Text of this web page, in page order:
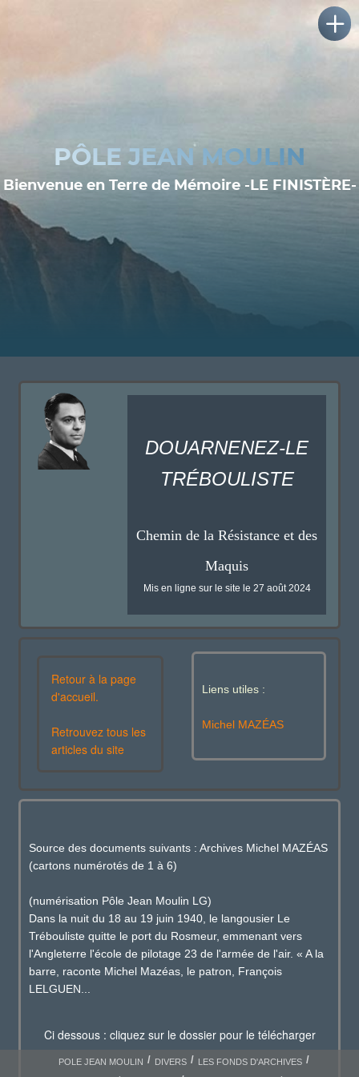
PÔLE JEAN MOULIN
Bienvenue en Terre de Mémoire -LE FINISTÈRE-
DOUARNENEZ-LE
TRÉBOULISTE
Chemin de la Résistance et des
Maquis
Mis en ligne sur le site le 27 août 2024
Retour à la page
d'accueil.
Retrouvez tous les
articles du site
Liens utiles :
Michel MAZÉAS
Source des documents suivants : Archives Michel MAZÉAS
(cartons numérotés de 1 à 6)
(numérisation Pôle Jean Moulin LG)
Dans la nuit du 18 au 19 juin 1940, le langousier Le
Trébouliste quitte le port du Rosmeur, emmenant vers
l'Angleterre l'école de pilotage 23 de l'armée de l'air. « A la
barre, raconte Michel Mazéas, le patron, François
LELGUEN...
Ci dessous : cliquez sur le dossier pour le télécharger
POLE JEAN MOULIN DIVERS LES FONDS D'ARCHIVES